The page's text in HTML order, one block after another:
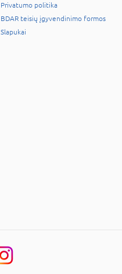
Privatumo politika
BDAR teisių įgyvendinimo formos
Slapukai